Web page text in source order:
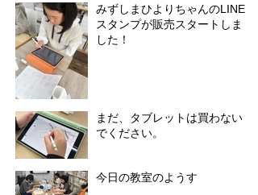
みずしまひよりちゃんのLINE
スタンプが販売スタートしま
した！
まだ、タブレットは買わない
でください。
今日の教室のようす